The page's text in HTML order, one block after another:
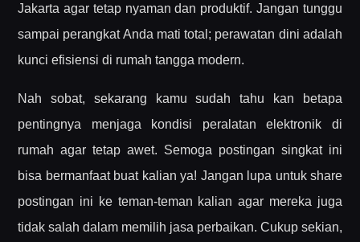
Jakarta agar tetap nyaman dan produktif. Jangan tunggu
sampai perangkat Anda mati total; perawatan dini adalah
kunci efisiensi di rumah tangga modern.
Nah sobat, sekarang kamu sudah tahu kan betapa
pentingnya menjaga kondisi peralatan elektronik di
rumah agar tetap awet. Semoga postingan singkat ini
bisa bermanfaat buat kalian ya! Jangan lupa untuk share
postingan ini ke teman-teman kalian agar mereka juga
tidak salah dalam memilih jasa perbaikan. Cukup sekian,